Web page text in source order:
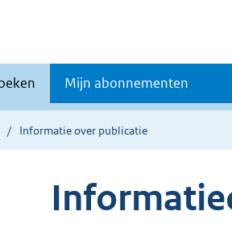
Mijn abonnementen
Informatie over publicatie